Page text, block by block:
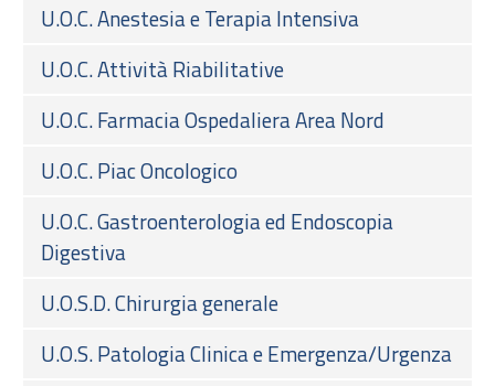
U.O.C. Anestesia e Terapia Intensiva
U.O.C. Attività Riabilitative
U.O.C. Farmacia Ospedaliera Area Nord
U.O.C. Piac Oncologico
U.O.C. Gastroenterologia ed Endoscopia
Digestiva
U.O.S.D. Chirurgia generale
U.O.S. Patologia Clinica e Emergenza/Urgenza